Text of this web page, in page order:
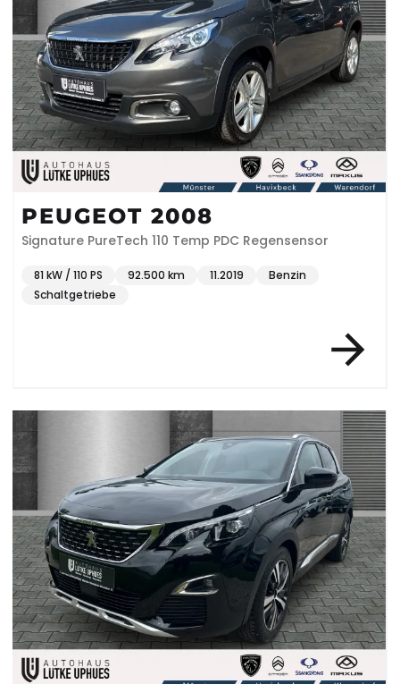
PEUGEOT 2008
Signature PureTech 110 Temp PDC Regensensor
81 kW / 110 PS 92.500 km 11.2019
Benzin
Schaltgetriebe